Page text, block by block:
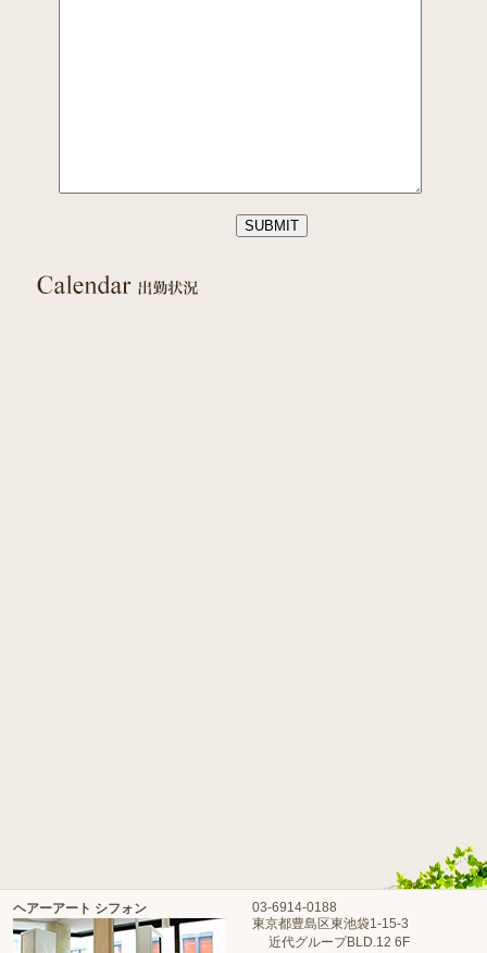
ヘアーアート シフォン
03-6914-0188
東京都豊島区東池袋1-15-3
近代グループBLD.12 6F